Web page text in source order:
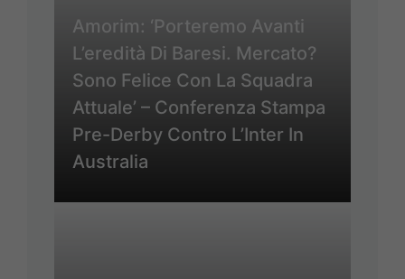
Amorim: ‘Porteremo Avanti
L’eredità Di Baresi. Mercato?
Sono Felice Con La Squadra
Attuale’ – Conferenza Stampa
Pre-Derby Contro L’Inter In
Australia